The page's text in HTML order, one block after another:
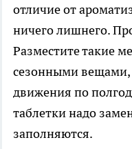
отличие от
ничего лишнего.
Разместите такие
сезонными вещами,
движения по
таблетки надо
заполняются.